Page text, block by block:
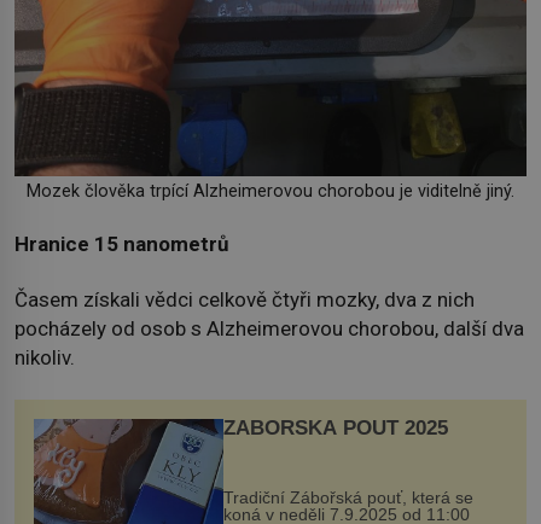
Mozek člověka trpící Alzheimerovou chorobou je viditelně jiný.
Hranice 15 nanometrů
Časem získali vědci celkově čtyři mozky, dva z nich
pocházely od osob s Alzheimerovou chorobou, další dva
nikoliv.
ZÁBOŘSKÁ POUŤ 2025
Tradiční Zábořská pouť, která se
koná v neděli 7.9.2025 od 11:00